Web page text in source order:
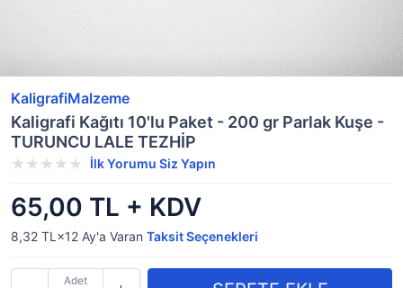
KaligrafiMalzeme
Kaligrafi Kağıtı 10'lu Paket - 200 gr Parlak Kuşe -
TURUNCU LALE TEZHİP
İlk Yorumu Siz Yapın
65,00 TL + KDV
8,32 TL×12 Ay'a Varan Taksit Seçenekleri
Adet